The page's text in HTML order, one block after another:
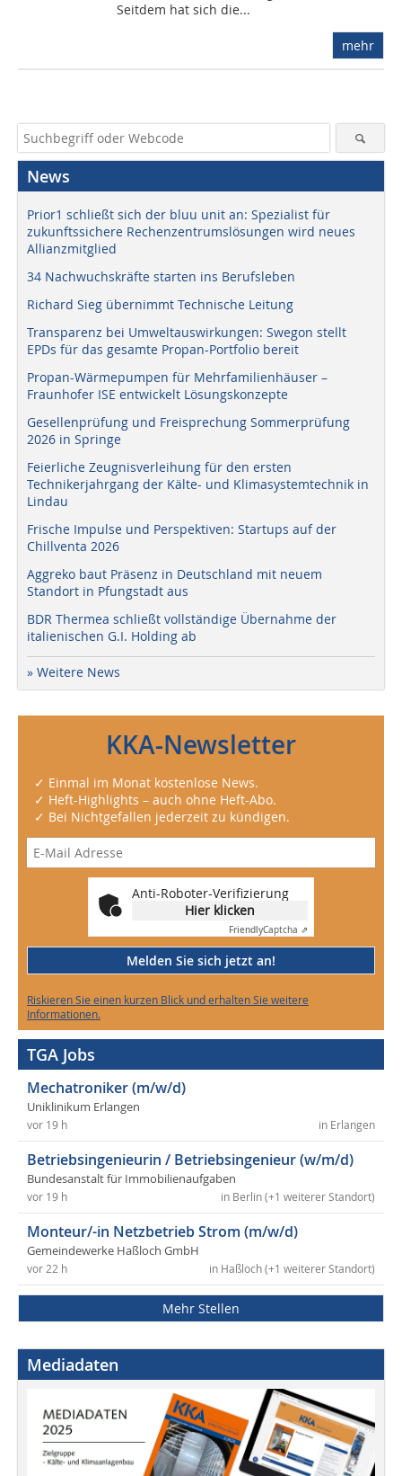
Seitdem hat sich die...
mehr
News
Prior1 schließt sich der bluu unit an: Spezialist für
zukunftssichere Rechenzentrumslösungen wird neues
Allianzmitglied
34 Nachwuchskräfte starten ins Berufsleben
Richard Sieg übernimmt Technische Leitung
Transparenz bei Umweltauswirkungen: Swegon stellt
EPDs für das gesamte Propan-Portfolio bereit
Propan-Wärmepumpen für Mehrfamilienhäuser –
Fraunhofer ISE entwickelt Lösungskonzepte
Gesellenprüfung und Freisprechung Sommerprüfung
2026 in Springe
Feierliche Zeugnisverleihung für den ersten
Technikerjahrgang der Kälte- und Klimasystemtechnik in
Lindau
Frische Impulse und Perspektiven: Startups auf der
Chillventa 2026
Aggreko baut Präsenz in Deutschland mit neuem
Standort in Pfungstadt aus
BDR Thermea schließt vollständige Übernahme der
italienischen G.I. Holding ab
» Weitere News
KKA-Newsletter
✓ Einmal im Monat kostenlose News.
✓ Heft-Highlights – auch ohne Heft-Abo.
✓ Bei Nichtgefallen jederzeit zu kündigen.
Anti-Roboter-Verifizierung
Hier klicken
FriendlyCaptcha ⇗
Melden Sie sich jetzt an!
Riskieren Sie einen kurzen Blick und erhalten Sie weitere
Informationen.
TGA Jobs
Mechatroniker (m/w/d)
Uniklinikum Erlangen
in Erlangen
vor 19 h
Betriebsingenieurin / Betriebsingenieur (w/m/d)
Bundesanstalt für Immobilienaufgaben
in Berlin (+1 weiterer Standort)
vor 19 h
Monteur/-in Netzbetrieb Strom (m/w/d)
Gemeindewerke Haßloch GmbH
in Haßloch (+1 weiterer Standort)
vor 22 h
Mehr Stellen
Mediadaten